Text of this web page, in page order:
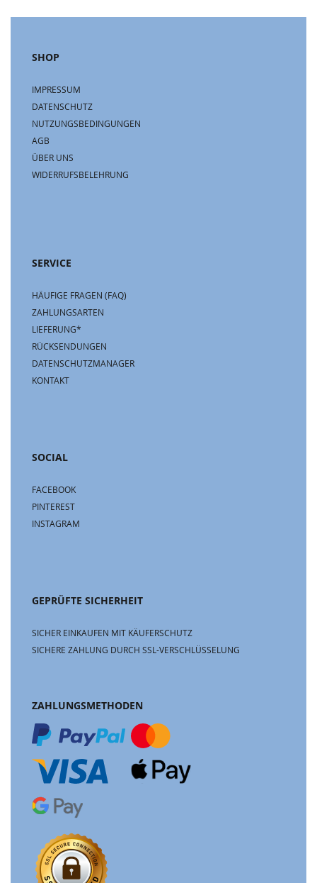
SHOP
IMPRESSUM
DATENSCHUTZ
NUTZUNGSBEDINGUNGEN
AGB
ÜBER UNS
WIDERRUFSBELEHRUNG
SERVICE
HÄUFIGE FRAGEN (FAQ)
ZAHLUNGSARTEN
LIEFERUNG*
RÜCKSENDUNGEN
DATENSCHUTZMANAGER
KONTAKT
SOCIAL
FACEBOOK
PINTEREST
INSTAGRAM
GEPRÜFTE SICHERHEIT
SICHER EINKAUFEN MIT KÄUFERSCHUTZ
SICHERE ZAHLUNG DURCH SSL-VERSCHLÜSSELUNG
ZAHLUNGSMETHODEN